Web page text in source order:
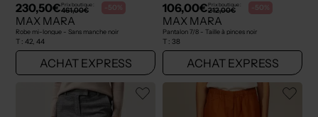
230,50€Prix boutique :
461,00€ -50%
MAX MARA
Robe mi-longue - Sans manche noir
T : 42, 44
ACHAT EXPRESS
106,00€Prix boutique :
212,00€ -50%
MAX MARA
Pantalon 7/8 - Taille à pinces noir
T : 38
ACHAT EXPRESS